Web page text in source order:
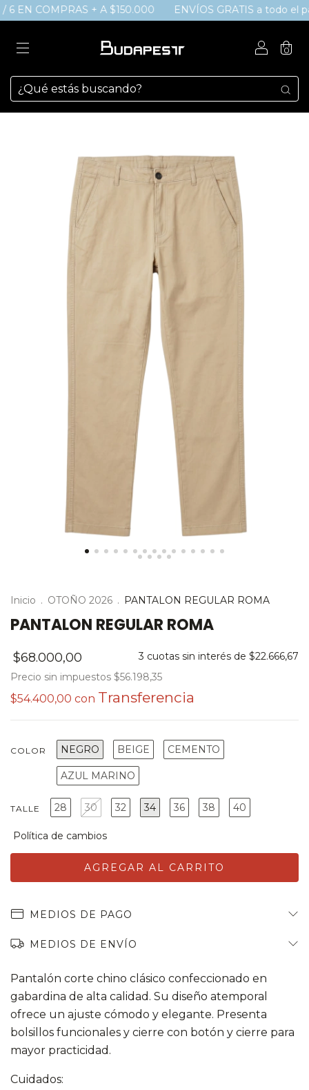
COMPRAS + A $150.000 ENVÍOS GRATIS a todo el
0
Inicio . OTOÑO 2026 . PANTALON REGULAR ROMA
PANTALON REGULAR ROMA
$68.000,00 3 cuotas sin interés de $22.666,67
Precio sin impuestos $56.198,35
$54.400,00 con
COLOR NEGRO BEIGE CEMENTO
AZUL MARINO
TALLE 28 30 32 34 36 38 40
MEDIOS DE PAGO
MEDIOS DE ENVÍO
Pantalón corte chino clásico confeccionado en
gabardina de alta calidad. Su diseño atemporal
ofrece un ajuste cómodo y elegante. Presenta
bolsillos funcionales y cierre con botón y cierre para
mayor practicidad.
Cuidados: